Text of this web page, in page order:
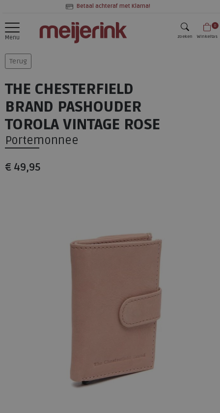
Betaal achteraf met Klarna!
Menu zoeken
0
Winkeltas
Terug
THE CHESTERFIELD
BRAND PASHOUDER
TOROLA VINTAGE ROSE
Portemonnee
€ 49,95